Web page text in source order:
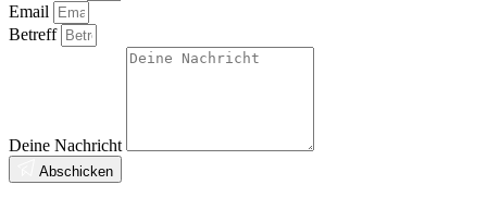
Email
Betreff
Deine Nachricht
Abschicken